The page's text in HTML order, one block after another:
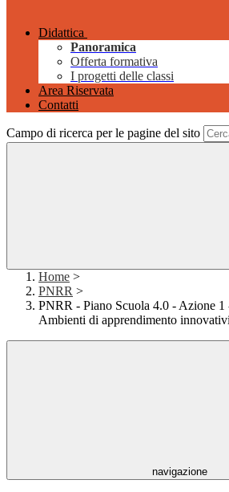
Didattica
Panoramica
Offerta formativa
I progetti delle classi
Area Riservata
Contatti
Campo di ricerca per le pagine del sito
Home >
PNRR >
PNRR - Piano Scuola 4.0 - Azione 1
Ambienti di apprendimento
navigazione